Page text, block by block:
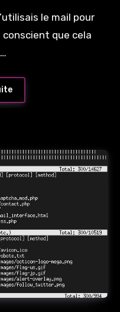
le mail pour
conscient que cela